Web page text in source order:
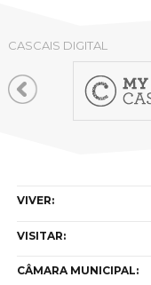
CASCAIS DIGITAL
VIVER:
VISITAR:
CÂMARA MUNICIPAL: